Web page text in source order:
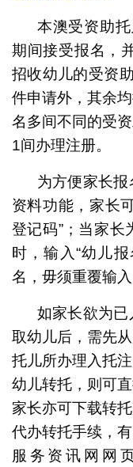
本澳受资助
期间接受报名，
招收幼儿的受资
件申请外，其余
名多间不同的受
1间办理注册。
为方便家长
资料功能，家长
登记码”；当家
时，输入“幼儿
名，毋须重覆输入
如家长欲为
取幼儿后，需先
托儿所办理入托
幼儿转托，则可
家长亦可下载转
代办转托手续，
服务资讯网网